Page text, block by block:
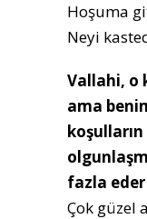
Hoşuma
Neyi
Vallahi, o
ama
fazla
Çok güzel